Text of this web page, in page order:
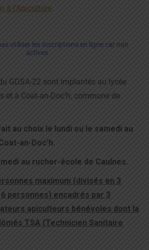
à l’Apiculture.
utiliser les Inscriptions en ligne car non
actives
GDSA-22 sont implantés au lycée
et à Coat-an-Doc’h, commune de
au choix le lundi ou le samedi au
an-Doc’h.
au rucher-école de Caulnes.
maximum (divisés en 3
personnes) encadrés par 3
apiculteurs bénévoles dont la
TSA (Technicien Sanitaire